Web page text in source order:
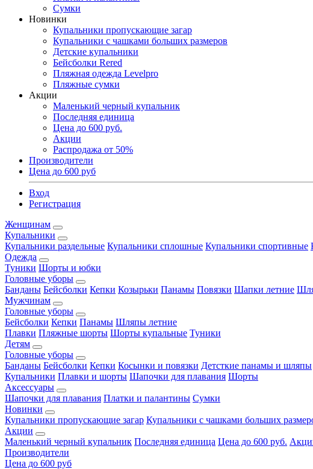
Сумки
Новинки
Купальники пропускающие загар
Купальники с чашками больших размеров
Детские купальники
Бейсболки Rered
Пляжная одежда Levelpro
Пляжные сумки
Акции
Маленький черный купальник
Последняя единица
Цена до 600 руб.
Акции
Распродажа от 50%
Производители
Цена до 600 руб
Вход
Регистрация
Женщинам
Купальники
Купальники раздельные Купальники сплошные Купальники спортивные
Одежда
Туники Шорты и юбки
Головные уборы
Банданы Бейсболки Кепки Козырьки Панамы Повязки Шапки летние
Мужчинам
Головные уборы
Бейсболки Кепки Панамы Шляпы летние
Плавки Пляжные шорты Шорты купальные Туники
Детям
Головные уборы
Банданы Бейсболки Кепки Косынки и повязки Детсткие панамы и шляпы
Купальники Плавки и шорты Шапочки для плавания Шорты
Аксессуары
Шапочки для плавания Платки и палантины Сумки
Новинки
Купальники пропускающие загар Купальники с чашками больших
Акции
Маленький черный купальник Последняя единица Цена до 600 руб.
Производители
Цена до 600 руб